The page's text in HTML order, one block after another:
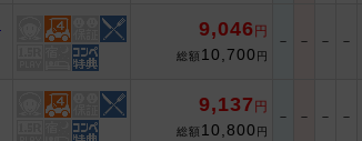
9,046 円
総額 10,700 円
－ － － －
9,137 円
総額 10,800 円
－ － － －